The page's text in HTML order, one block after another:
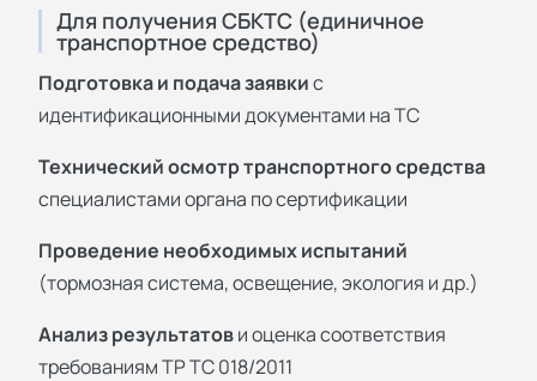
Для получения СБКТС (единичное
транспортное средство)
Подготовка и подача заявкис
идентификационными документами на ТС
Технический осмотр транспортного средства
специалистами органа по сертификации
Проведение необходимых испытаний
(тормозная система, освещение, экология и др.)
Анализ результатови оценка соответствия
требованиям ТР ТС 018/2011